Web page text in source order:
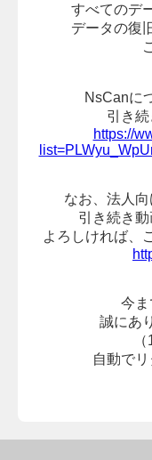
すべてのデ
データの復
NsCanに
引き続
https://
なお、法人
引き続き動
よろしければ、
今ま
誠にあ
自動で